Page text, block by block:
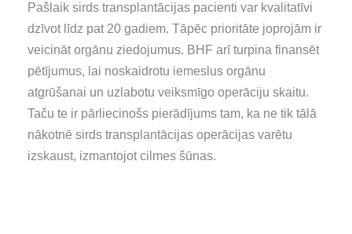
Pašlaik sirds transplantācijas pacienti var kvalitatīvi
dzīvot līdz pat 20 gadiem. Tāpēc prioritāte joprojām ir
veicināt orgānu ziedojumus. BHF arī turpina finansēt
pētījumus, lai noskaidrotu iemeslus orgānu
atgrūšanai un uzlabotu veiksmīgo operāciju skaitu.
Taču te ir pārliecinošs pierādījums tam, ka ne tik tālā
nākotnē sirds transplantācijas operācijas varētu
izskaust, izmantojot cilmes šūnas.